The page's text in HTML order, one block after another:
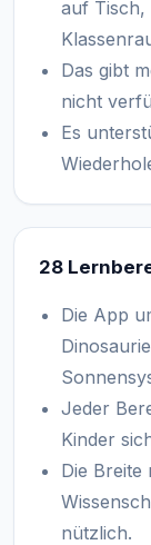
auf Tisch,
Das gibt
nicht
Es
28
Die App
Jeder
Kinder
Die
nützlich.